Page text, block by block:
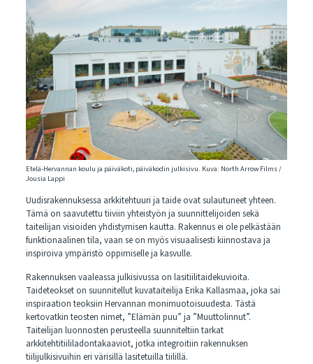
Etelä-Hervannan koulu ja päiväkoti, päiväkodin julkisivu. Kuva: North Arrow Films /
Jousia Lappi
Uudisrakennuksessa arkkitehtuuri ja taide ovat sulautuneet yhteen.
Tämä on saavutettu tiiviin yhteistyön ja suunnittelijoiden sekä
taiteilijan visioiden yhdistymisen kautta. Rakennus ei ole pelkästään
funktionaalinen tila, vaan se on myös visuaalisesti kiinnostava ja
inspiroiva ympäristö oppimiselle ja kasvulle.
Rakennuksen vaaleassa julkisivussa on lasitiilitaidekuvioita.
Taideteokset on suunnitellut kuvataiteilija Erika Kallasmaa, joka sai
inspiraation teoksiin Hervannan monimuotoisuudesta. Tästä
kertovatkin teosten nimet, ”Elämän puu” ja ”Muuttolinnut”.
Taiteilijan luonnosten perusteella suunniteltiin tarkat
arkkitehtitiililadontakaaviot, jotka integroitiin rakennuksen
tiilijulkisivuihin eri värisillä lasitetuilla tiilillä.